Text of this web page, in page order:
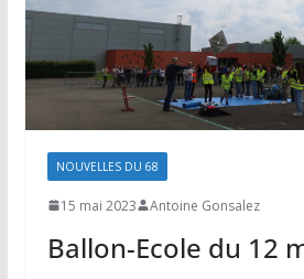
NOUVELLES DU 68
15 mai 2023 Antoine Gonsalez
Ballon-Ecole du 12